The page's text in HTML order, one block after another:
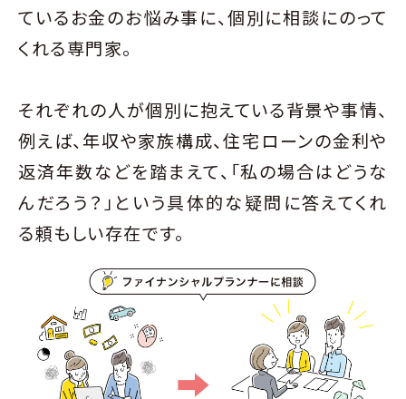
ているお金のお悩み事に、個別に相談にのって
くれる専門家。
それぞれの人が個別に抱えている背景や事情、
例えば、年収や家族構成、住宅ローンの金利や
返済年数などを踏まえて、「私の場合はどうな
んだろう？」という具体的な疑問に答えてくれ
る頼もしい存在です。